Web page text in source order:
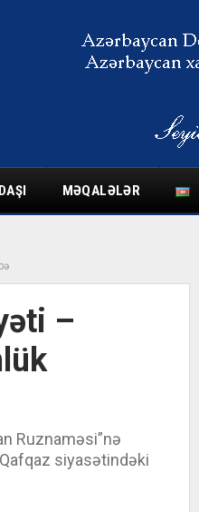
MƏQALƏLƏR
–
Ruznaməsi”nə
siyasətindəki